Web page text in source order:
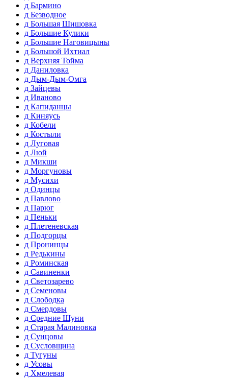
д Бармино
д Безводное
д Большая Шишовка
д Большие Кулики
д Большие Наговицыны
д Большой Ихтиал
д Верхняя Тойма
д Даниловка
д Дым-Дым-Омга
д Зайцевы
д Иваново
д Капиданцы
д Киняусь
д Кобели
д Костыли
д Луговая
д Люй
д Микши
д Моргуновы
д Мусихи
д Одинцы
д Павлово
д Парюг
д Пеньки
д Плетеневская
д Подгорцы
д Пронинцы
д Редькины
д Роминская
д Савиненки
д Светозарево
д Семеновы
д Слободка
д Смердовы
д Средние Шуни
д Старая Малиновка
д Сунцовы
д Сусловщина
д Тугуны
д Усовы
д Хмелевая